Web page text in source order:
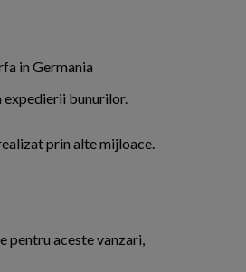
in Germania
bunurilor.
prin alte mijloace.
aceste vanzari,